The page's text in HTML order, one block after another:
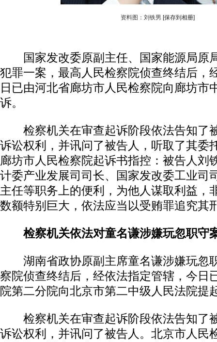
资料图：刘铁男 [保存到相册]
国家发改委原副主任、国家能源局原
犯罪一案，最高人民检察院侦查终结后，
日已由河北省廊坊市人民检察院向廊坊市
诉。
检察机关在审查起诉阶段依法告知了
诉讼权利，并讯问了被告人，听取了其委
廊坊市人民检察院起诉书指控：被告人刘
计委产业发展司司长、国家发改委工业司
主任等职务上的便利，为他人谋取利益，
数额特别巨大，依法应当以受贿罪追究其
检察机关依法对童名谦涉嫌玩忽职守
湖南省政协原副主席童名谦涉嫌玩忽
察院侦查终结后，经依法指定管辖，今日
院第二分院向北京市第二中级人民法院提
检察机关在审查起诉阶段依法告知了
诉讼权利，并讯问了被告人。北京市人民